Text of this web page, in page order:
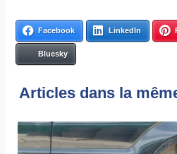
Facebook LinkedIn
Bluesky
Articles dans la